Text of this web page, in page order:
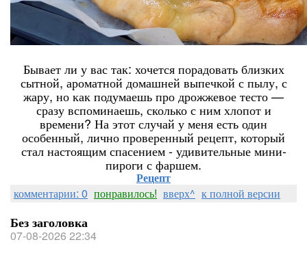
Бывает ли у вас так: хочется порадовать близких
сытной, ароматной домашней выпечкой с пылу, с
жару, но как подумаешь про дрожжевое тесто —
сразу вспоминаешь, сколько с ним хлопот и
времени? На этот случай у меня есть один
особенный, лично проверенный рецепт, который
стал настоящим спасением - удивительные мини-
пироги с фаршем.
Рецепт
комментарии: 0 понравилось! вверх^ к полной версии
Без заголовка
07-08-2026 22:34